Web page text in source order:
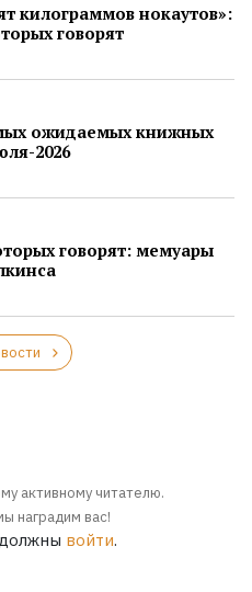
килограммов нокаутов»:
говорят
ожидаемых книжных
2026
говорят: мемуары
активному читателю.
наградим вас!
войти.